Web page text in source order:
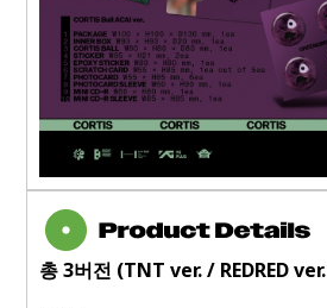
총3버전 (TNT ver. / REDRED